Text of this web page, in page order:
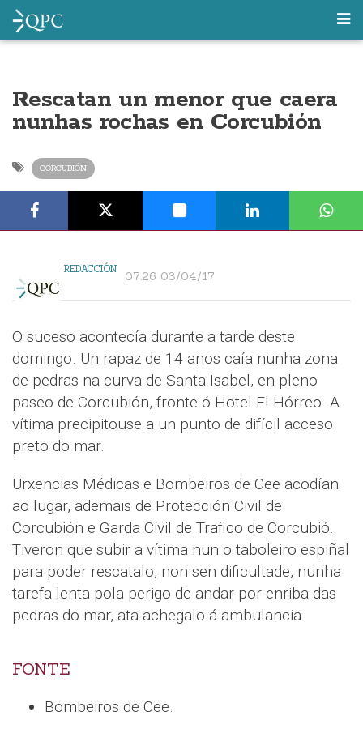
Rescatan un menor que caera
nunhas rochas en Corcubión
CORCUBIÓN
REDACCIÓN 07:26 03/04/17
O suceso acontecía durante a tarde deste
domingo. Un rapaz de 14 anos caía nunha zona
de pedras na curva de Santa Isabel, en pleno
paseo de Corcubión, fronte ó Hotel El Hórreo. A
vítima precipitouse a un punto de difícil acceso
preto do mar.
Urxencias Médicas e Bombeiros de Cee acodían
ao lugar, ademais de Protección Civil de
Corcubión e Garda Civil de Trafico de Corcubió.
Tiveron que subir a vítima nun o taboleiro espiñal
para poder rescatalo, non sen dificultade, nunha
tarefa lenta pola perigo de andar por enriba das
pedras do mar, ata achegalo á ambulancia.
FONTE
Bombeiros de Cee.